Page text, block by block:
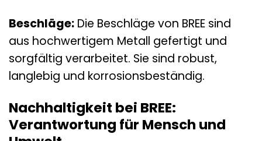
Beschläge: Die Beschläge von BREE sind
aus hochwertigem Metall gefertigt und
sorgfältig verarbeitet. Sie sind robust,
langlebig und korrosionsbeständig.
Nachhaltigkeit bei BREE:
Verantwortung für Mensch und